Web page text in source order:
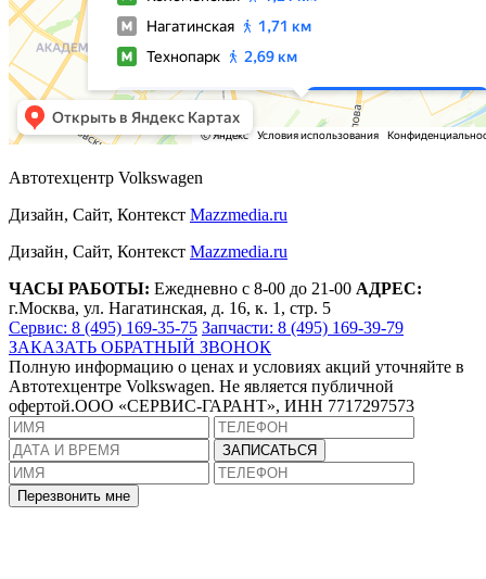
Автотехцентр Volkswagen
Дизайн, Сайт, Контекст Mazzmedia.ru
Дизайн, Сайт, Контекст Mazzmedia.ru
ЧАСЫ РАБОТЫ: Ежедневно с 8-00 до 21-00 АДРЕС:
г.Москва, ул. Нагатинская, д. 16, к. 1, стр. 5
Сервис: 8 (495) 169-35-75 Запчасти: 8 (495) 169-39-79
ЗАКАЗАТЬ ОБРАТНЫЙ ЗВОНОК
Полную информацию о ценах и условиях акций уточняйте в
Автотехцентре Volkswagen. Не является публичной
офертой.ООО «СЕРВИС-ГАРАНТ», ИНН 7717297573